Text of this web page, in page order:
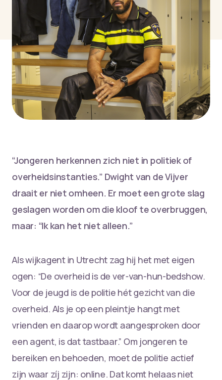
“Jongeren herkennen zich niet in politiek of
overheidsinstanties.” Dwight van de Vijver
draait er niet omheen. Er moet een grote slag
geslagen worden om die kloof te overbruggen,
maar: “Ik kan het niet alleen.”
Als wijkagent in Utrecht zag hij het met eigen
ogen: “De overheid is de ver-van-hun-bedshow.
Voor de jeugd is de politie hét gezicht van die
overheid. Als je op een pleintje hangt met
vrienden en daarop wordt aangesproken door
een agent, is dat tastbaar.” Om jongeren te
bereiken en behoeden, moet de politie actief
zijn waar zíj zijn: online. Dat komt helaas niet